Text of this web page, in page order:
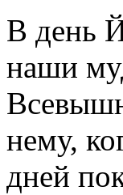
В день
наши
нему,
дней